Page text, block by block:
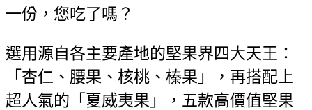
一份，您吃了嗎？
選用源自各主要產地的堅果界四大天王：
「杏仁、腰果、核桃、榛果」，再搭配上
超人氣的「夏威夷果」，五款高價值堅果